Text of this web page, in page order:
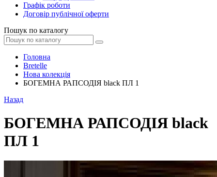
Графік роботи
Договір публічної оферти
Пошук по каталогу
Головна
Bretelle
Нова колекція
БОГЕМНА РАПСОДІЯ black ПЛ 1
Назад
БОГЕМНА РАПСОДІЯ black
ПЛ 1